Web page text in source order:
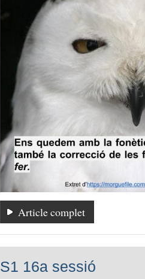
Article complet
S1 16a sessió